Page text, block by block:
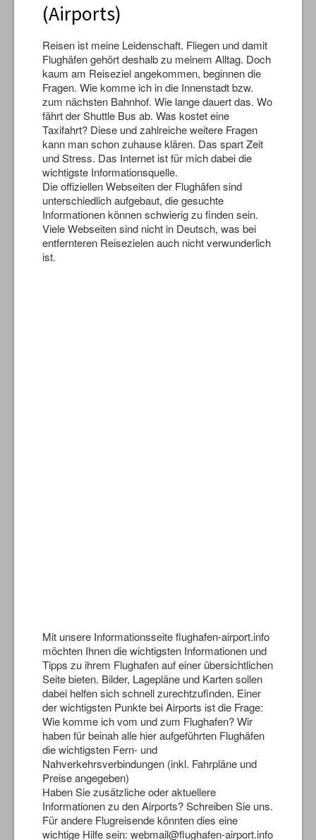
(Airports)
Reisen ist meine Leidenschaft. Fliegen und damit
Flughäfen gehört deshalb zu meinem Alltag. Doch
kaum am Reiseziel angekommen, beginnen die
Fragen. Wie komme ich in die Innenstadt bzw.
zum nächsten Bahnhof. Wie lange dauert das. Wo
fährt der Shuttle Bus ab. Was kostet eine
Taxifahrt? Diese und zahlreiche weitere Fragen
kann man schon zuhause klären. Das spart Zeit
und Stress. Das Internet ist für mich dabei die
wichtigste Informationsquelle.
Die offiziellen Webseiten der Flughäfen sind
unterschiedlich aufgebaut, die gesuchte
Informationen können schwierig zu finden sein.
Viele Webseiten sind nicht in Deutsch, was bei
entfernteren Reisezielen auch nicht verwunderlich
ist.
Mit unsere Informationsseite flughafen-airport.info
möchten Ihnen die wichtigsten Informationen und
Tipps zu ihrem Flughafen auf einer übersichtlichen
Seite bieten. Bilder, Lagepläne und Karten sollen
dabei helfen sich schnell zurechtzufinden. Einer
der wichtigsten Punkte bei Airports ist die Frage:
Wie komme ich vom und zum Flughafen? Wir
haben für beinah alle hier aufgeführten Flughäfen
die wichtigsten Fern- und
Nahverkehrsverbindungen (inkl. Fahrpläne und
Preise angegeben)
Haben Sie zusätzliche oder aktuellere
Informationen zu den Airports? Schreiben Sie uns.
Für andere Flugreisende könnten dies eine
wichtige Hilfe sein: webmail@flughafen-airport.info